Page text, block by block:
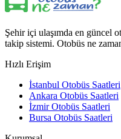
Şehir içi ulaşımda en güncel
takip sistemi. Otobüs ne
Hızlı Erişim
İstanbul Otobüs Saatleri
Ankara Otobüs Saatleri
İzmir Otobüs Saatleri
Bursa Otobüs Saatleri